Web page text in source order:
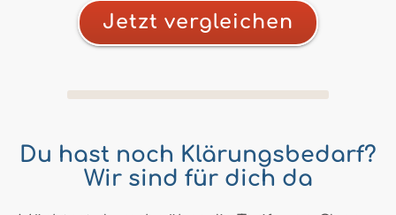
Jetzt vergleichen
Du hast noch Klärungsbedarf?
Wir sind für dich da